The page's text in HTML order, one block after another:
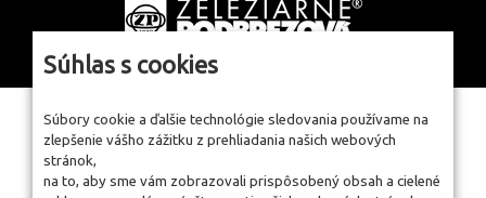
www.zelpo.sk
Súhlas s cookies
Súbory cookie a ďalšie technológie sledovania používame na
zlepšenie vášho zážitku z prehliadania našich webových
stránok,
na to, aby sme vám zobrazovali prispôsobený obsah a cielené